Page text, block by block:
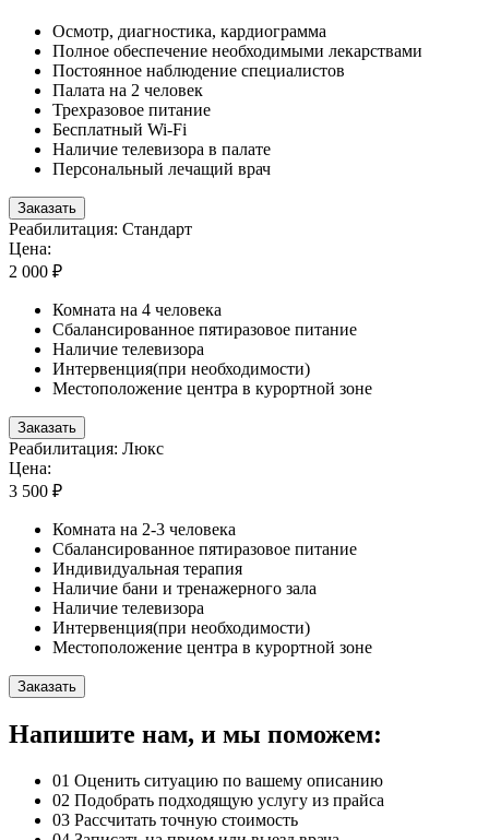
Осмотр, диагностика, кардиограмма
Полное обеспечение необходимыми лекарствами
Постоянное наблюдение специалистов
Палата на 2 человек
Трехразовое питание
Бесплатный Wi-Fi
Наличие телевизора в палате
Персональный лечащий врач
Заказать
Реабилитация: Стандарт
Цена:
2 000 ₽
Комната на 4 человека
Сбалансированное пятиразовое питание
Наличие телевизора
Интервенция(при необходимости)
Местоположение центра в курортной зоне
Заказать
Реабилитация: Люкс
Цена:
3 500 ₽
Комната на 2-3 человека
Сбалансированное пятиразовое питание
Индивидуальная терапия
Наличие бани и тренажерного зала
Наличие телевизора
Интервенция(при необходимости)
Местоположение центра в курортной зоне
Заказать
Напишите нам, и мы поможем:
01 Оценить ситуацию по вашему описанию
02 Подобрать подходящую услугу из прайса
03 Рассчитать точную стоимость